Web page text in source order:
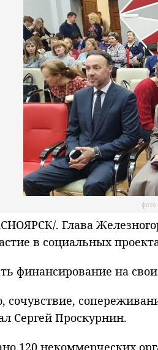
фото
. Глава
в социальных
финансирование на
сочувствие,
Сергей Проскурнин.